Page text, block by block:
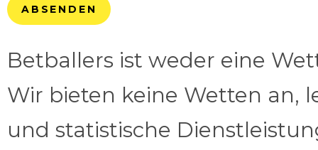
ABSENDEN
Betballers ist weder eine
Wir bieten keine Wetten an,
und statistische